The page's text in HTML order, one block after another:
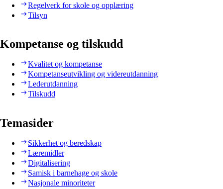
Regelverk for skole og opplæring
Tilsyn
Kompetanse og tilskudd
Kvalitet og kompetanse
Kompetanseutvikling og videreutdanning
Lederutdanning
Tilskudd
Temasider
Sikkerhet og beredskap
Læremidler
Digitalisering
Samisk i barnehage og skole
Nasjonale minoriteter